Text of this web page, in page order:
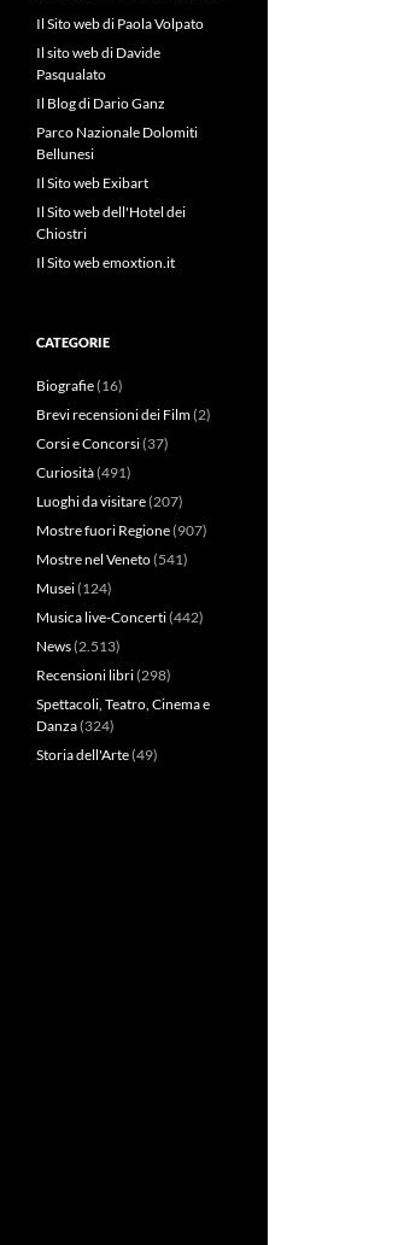
Il Sito web di Paola Volpato
Il sito web di Davide
Pasqualato
Il Blog di Dario Ganz
Parco Nazionale Dolomiti
Bellunesi
Il Sito web Exibart
Il Sito web dell'Hotel dei
Chiostri
Il Sito web emoxtion.it
CATEGORIE
Biografie(16)
Brevi recensioni dei Film(2)
Corsi e Concorsi(37)
Curiosità(491)
Luoghi da visitare(207)
Mostre fuori Regione(907)
Mostre nel Veneto(541)
Musei(124)
Musica live-Concerti(442)
News(2.513)
Recensioni libri(298)
Spettacoli, Teatro, Cinema e
Danza(324)
Storia dell'Arte(49)